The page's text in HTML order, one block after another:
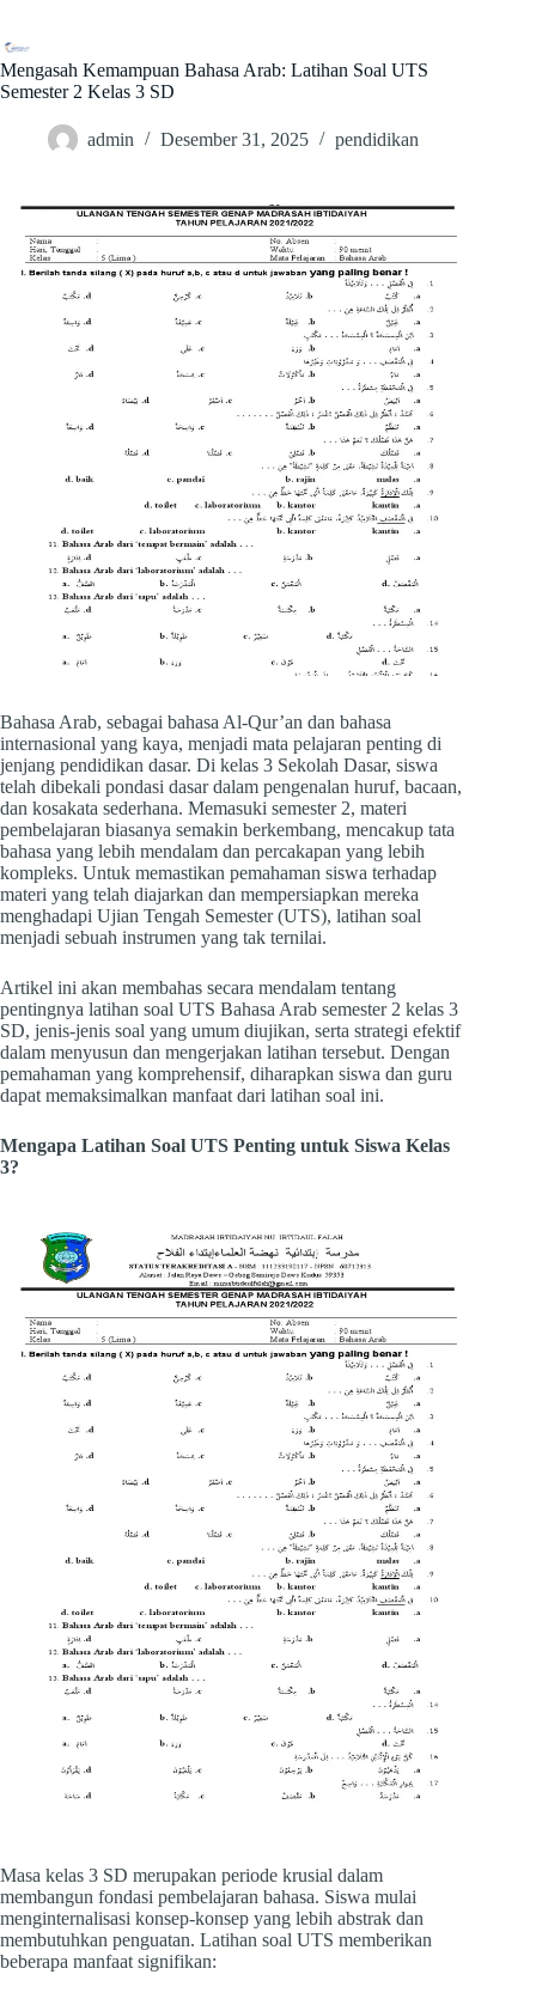
content
Mengasah Kemampuan Bahasa Arab: Latihan Soal UTS
Semester 2 Kelas 3 SD
admin Desember 31, 2025 pendidikan
Bahasa Arab, sebagai bahasa Al-Qur’an dan bahasa
internasional yang kaya, menjadi mata pelajaran penting di
jenjang pendidikan dasar. Di kelas 3 Sekolah Dasar, siswa
telah dibekali pondasi dasar dalam pengenalan huruf, bacaan,
dan kosakata sederhana. Memasuki semester 2, materi
pembelajaran biasanya semakin berkembang, mencakup tata
bahasa yang lebih mendalam dan percakapan yang lebih
kompleks. Untuk memastikan pemahaman siswa terhadap
materi yang telah diajarkan dan mempersiapkan mereka
menghadapi Ujian Tengah Semester (UTS), latihan soal
menjadi sebuah instrumen yang tak ternilai.
Artikel ini akan membahas secara mendalam tentang
pentingnya latihan soal UTS Bahasa Arab semester 2 kelas 3
SD, jenis-jenis soal yang umum diujikan, serta strategi efektif
dalam menyusun dan mengerjakan latihan tersebut. Dengan
pemahaman yang komprehensif, diharapkan siswa dan guru
dapat memaksimalkan manfaat dari latihan soal ini.
Mengapa Latihan Soal UTS Penting untuk Siswa Kelas
3?
Masa kelas 3 SD merupakan periode krusial dalam
membangun fondasi pembelajaran bahasa. Siswa mulai
menginternalisasi konsep-konsep yang lebih abstrak dan
membutuhkan penguatan. Latihan soal UTS memberikan
beberapa manfaat signifikan: